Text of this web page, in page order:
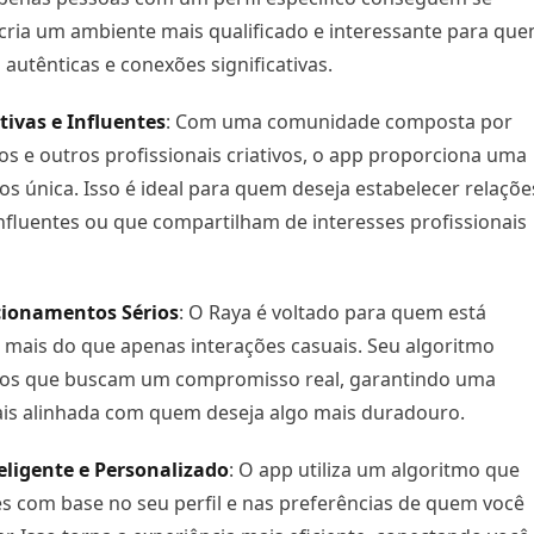
um ambiente mais qualificado e interessante para
e conexões significativas.
e Influentes: Com uma comunidade composta por
e outros profissionais criativos, o app proporciona uma
única. Isso é ideal para quem deseja estabelecer
ou que compartilham de interesses profissionais
Sérios: O Raya é voltado para quem está
do que apenas interações casuais. Seu algoritmo
que buscam um compromisso real, garantindo uma
alinhada com quem deseja algo mais duradouro.
e Personalizado: O app utiliza um algoritmo que
com base no seu perfil e nas preferências de quem você